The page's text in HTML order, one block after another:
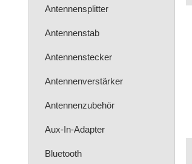
Antennensplitter
Antennenstab
Antennenstecker
Antennenverstärker
Antennenzubehör
Aux-In-Adapter
Bluetooth